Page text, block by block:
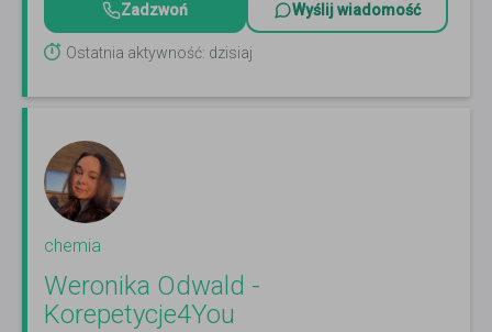
Zadzwoń Wyślij wiadomość
Ostatnia aktywność: dzisiaj
chemia
Weronika Odwald -
Korepetycje4You